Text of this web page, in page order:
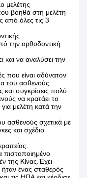
μελέτης
βοηθά στη μελέτη
από όλες τις 3
την ορθοδοντική
και να αναλύσει την
που είναι αδύνατον
του ασθενούς.
και συγκρίσεις πολύ
να κρατάει το
για μελέτη κατά την
ασθενούς σχετικά με
και σχέδιο
πιστοποιημένο
της Κίνας.Έχει
ένας σταθερός